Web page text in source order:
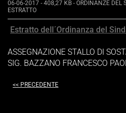
06-06-2017 - 408,27 KB - ORDINANZE DEL
ESTRATTO
Estratto dell´Ordinanza del
ASSEGNAZIONE STALLO DI
SIG. BAZZANO FRANCESCO
<< PRECEDENTE